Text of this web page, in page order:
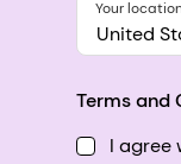
United
Your
Terms and
I agree